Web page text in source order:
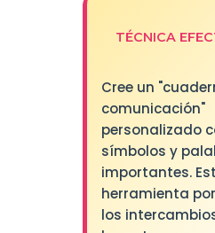
TÉCNICA
Cree un
comunicación"
personalizado
símbolos y
importantes.
herramienta
los